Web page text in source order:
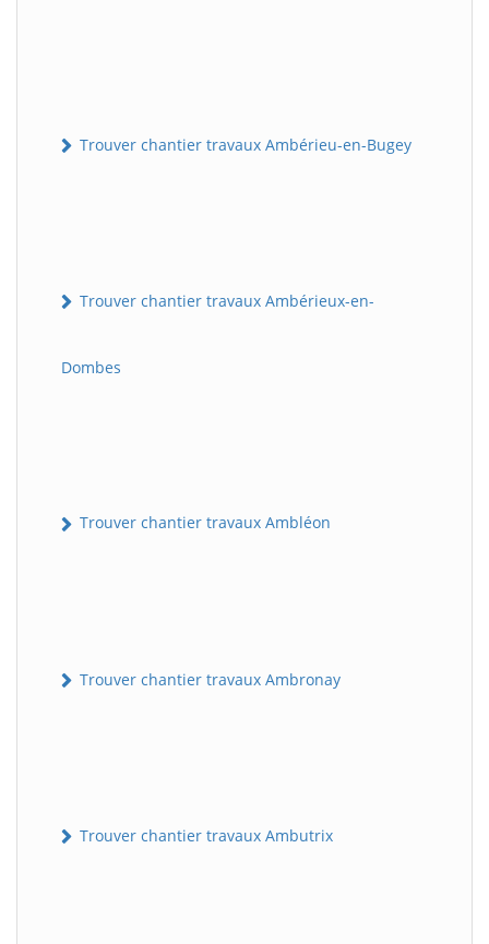
Trouver chantier travaux Ambérieu-en-Bugey
Trouver chantier travaux Ambérieux-en-
Dombes
Trouver chantier travaux Ambléon
Trouver chantier travaux Ambronay
Trouver chantier travaux Ambutrix